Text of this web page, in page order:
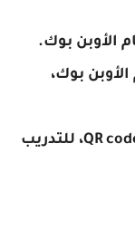
الأوبن بوك.
الأوبن بوك،
• نماذج امتحانات إلكترونية بنظام الـ QR code، للتدريب